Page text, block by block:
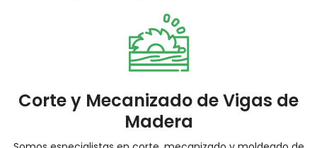
Corte y Mecanizado de Vigas de
Madera